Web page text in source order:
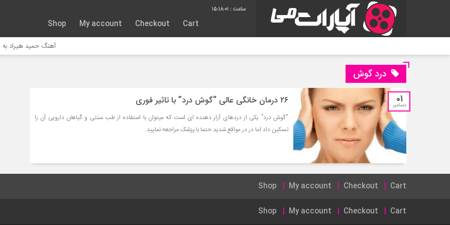
15:18:01
Cart
Checkout
My account
Shop
آهنگ حمید هیراد به
درد گوش
01
دسامبر ۲۶ درمان خانگی عالی “گوش درد” با تاثیر فوری
“گوش درد” یکی از دردهای آزار دهنده ای است که میتوان با استفاده از طب سنتی و گیاهان دارویی آن را
تسکین داد اما در در مواقع شدید حتما با پزشک مراجعه نمایید.
Cart
Checkout
My account
Shop
Cart
Checkout
My account
Shop